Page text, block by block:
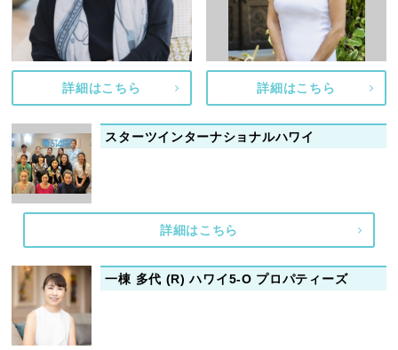
詳細はこちら 詳細はこちら
スターツインターナショナルハワイ
詳細はこちら
一棟 多代 (R) ハワイ5-O プロパティーズ